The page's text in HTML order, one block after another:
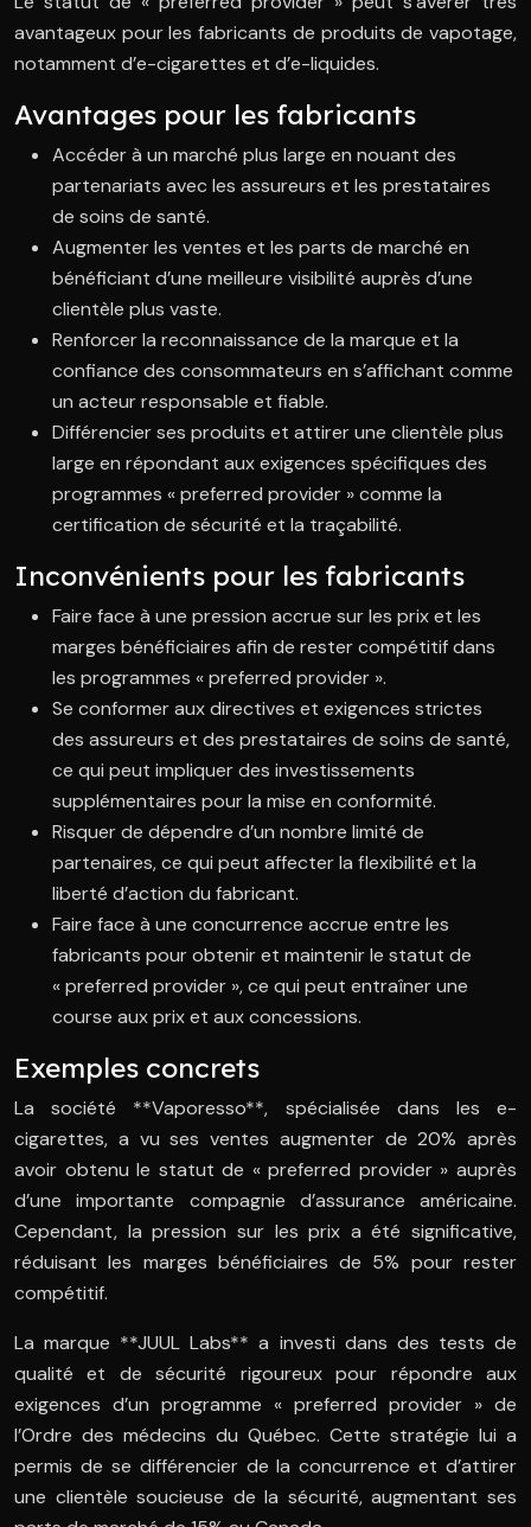
avantageux pour les fabricants de produits de vapotage,
notamment d’e-cigarettes et d’e-liquides.
Avantages pour les fabricants
Accéder à un marché plus large en nouant des
partenariats avec les assureurs et les prestataires
de soins de santé.
Augmenter les ventes et les parts de marché en
bénéficiant d’une meilleure visibilité auprès d’une
clientèle plus vaste.
Renforcer la reconnaissance de la marque et la
confiance des consommateurs en s’affichant comme
un acteur responsable et fiable.
Différencier ses produits et attirer une clientèle plus
large en répondant aux exigences spécifiques des
programmes « preferred provider » comme la
certification de sécurité et la traçabilité.
Inconvénients pour les fabricants
Faire face à une pression accrue sur les prix et les
marges bénéficiaires afin de rester compétitif dans
les programmes « preferred provider ».
Se conformer aux directives et exigences strictes
des assureurs et des prestataires de soins de santé,
ce qui peut impliquer des investissements
supplémentaires pour la mise en conformité.
Risquer de dépendre d’un nombre limité de
partenaires, ce qui peut affecter la flexibilité et la
liberté d’action du fabricant.
Faire face à une concurrence accrue entre les
fabricants pour obtenir et maintenir le statut de
« preferred provider », ce qui peut entraîner une
course aux prix et aux concessions.
Exemples concrets
La société **Vaporesso**, spécialisée dans les e-
cigarettes, a vu ses ventes augmenter de 20% après
avoir obtenu le statut de « preferred provider » auprès
d’une importante compagnie d’assurance américaine.
Cependant, la pression sur les prix a été significative,
réduisant les marges bénéficiaires de 5% pour rester
compétitif.
La marque **JUUL Labs** a investi dans des tests de
qualité et de sécurité rigoureux pour répondre aux
exigences d’un programme « preferred provider » de
l’Ordre des médecins du Québec. Cette stratégie lui a
permis de se différencier de la concurrence et d’attirer
une clientèle soucieuse de la sécurité, augmentant ses